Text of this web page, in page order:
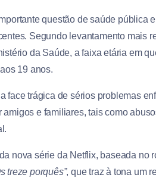
questão de saúde pública
Segundo levantamento mais
da Saúde, a faixa etária em
19 anos.
face trágica de sérios problemas
e familiares, tais como
nova série da Netflix, baseada no
treze porquês”, que traz à tona um